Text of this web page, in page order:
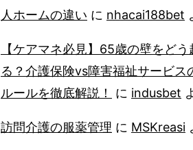
人ホームの違い に nhacai188bet
【ケアマネ必見】65歳の壁をどう
る？介護保険vs障害福祉サービス
ルールを徹底解説！
に indusbet
訪問介護の服薬管理 に MSKreasi